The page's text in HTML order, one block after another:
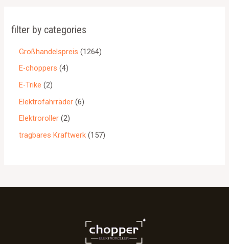
filter by categories
Großhandelspreis
1264
E-choppers 4
E-Trike 2
Elektrofahrräder 6
Elektroroller 2
tragbares Kraftwerk 157